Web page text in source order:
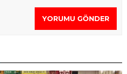
YORUMU GÖNDER